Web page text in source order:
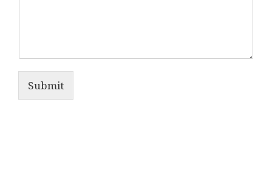
Submit